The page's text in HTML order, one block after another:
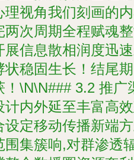
理视角我们刻画的
两次周期全程赋魂
展信息散相润度迅
状稳固生长！结尾
！\N\N### 3.2 推广
计内外延至丰富高
设定移动传播新端
围集簇响,对群渗透